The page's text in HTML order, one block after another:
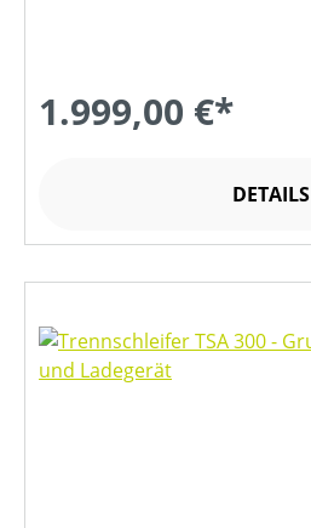
1.999,00 €*
DETAILS